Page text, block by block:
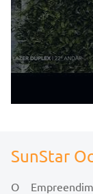
SunStar
O